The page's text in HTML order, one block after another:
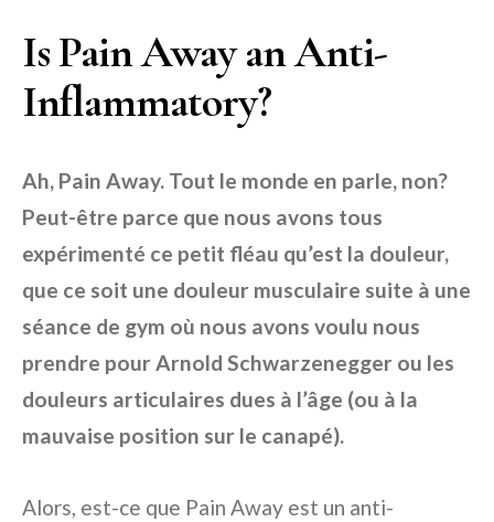
Is Pain Away an Anti-
Inflammatory?
Ah, Pain Away. Tout le monde en parle, non?
Peut-être parce que nous avons tous
expérimenté ce petit fléau qu’est la douleur,
que ce soit une douleur musculaire suite à une
séance de gym où nous avons voulu nous
prendre pour Arnold Schwarzenegger ou les
douleurs articulaires dues à l’âge (ou à la
mauvaise position sur le canapé).
Alors, est-ce que Pain Away est un anti-